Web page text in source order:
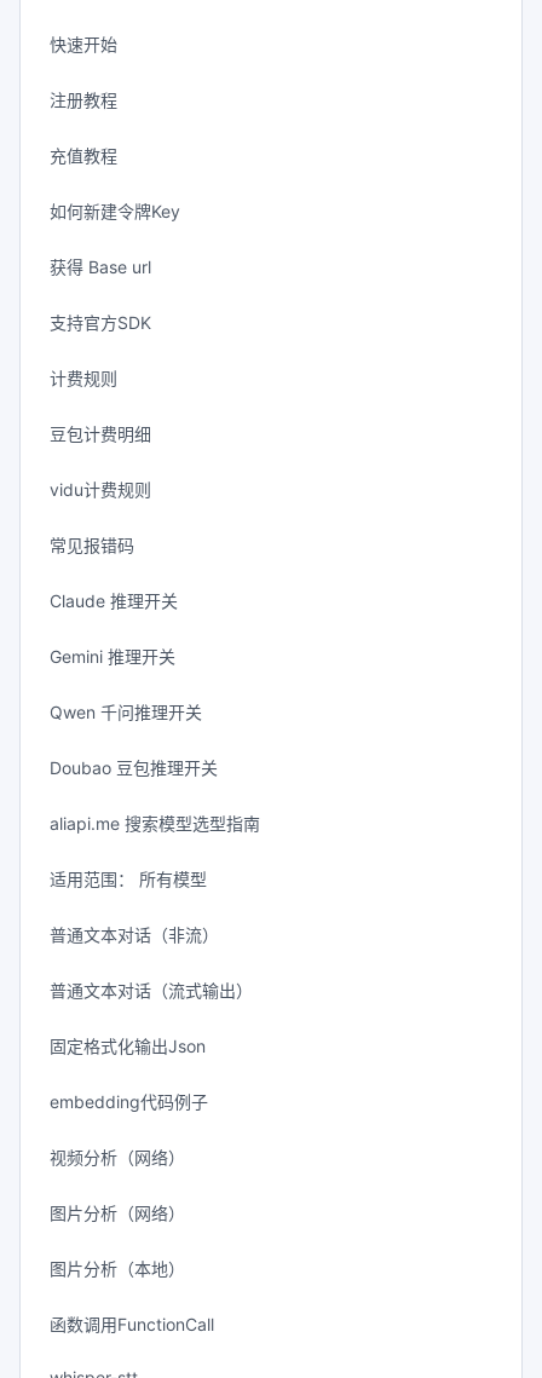
快速开始
注册教程
充值教程
如何新建令牌Key
获得 Base url
支持官方SDK
计费规则
豆包计费明细
vidu计费规则
常见报错码
Claude 推理开关
Gemini 推理开关
Qwen 千问推理开关
Doubao 豆包推理开关
aliapi.me 搜索模型选型指南
适用范围： 所有模型
普通文本对话（非流）
普通文本对话（流式输出）
固定格式化输出Json
embedding代码例子
视频分析（网络）
图片分析（网络）
图片分析（本地）
函数调用FunctionCall